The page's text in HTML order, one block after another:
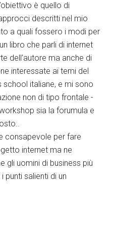
è quello di
descritti nel mio
a quali fossero i modi per
libro che parli di internet
dell’autore ma anche di
interessate ai temi del
school italiane, e mi sono
non di tipo frontale -
sia la forumula e
consapevole per fare
internet ma ne
gli uomini di business più
salienti di un